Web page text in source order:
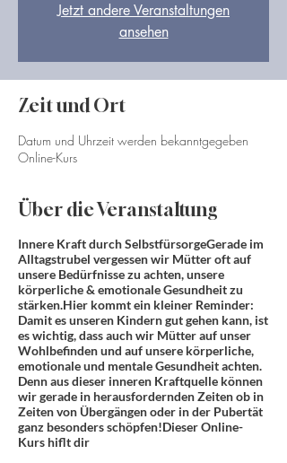
Jetzt andere Veranstaltungen
ansehen
Zeit und Ort
Datum und Uhrzeit werden bekanntgegeben
Online-Kurs
Über die Veranstaltung
Innere Kraft durch SelbstfürsorgeGerade im
Alltagstrubel vergessen wir Mütter oft auf
unsere Bedürfnisse zu achten, unsere
körperliche & emotionale Gesundheit zu
stärken.​Hier kommt ein kleiner Reminder:
Damit es unseren Kindern gut gehen kann, ist
es wichtig, dass auch wir Mütter auf unser
Wohlbefinden und auf unsere körperliche,
emotionale und mentale Gesundheit achten.
Denn aus dieser inneren Kraftquelle können
wir gerade in herausfordernden Zeiten ob in
Zeiten von Übergängen oder in der Pubertät
ganz besonders schöpfen!Dieser Online-
Kurs hiflt dir